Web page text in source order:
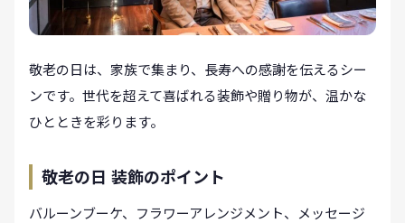
敬老の日は、家族で集まり、長寿への感謝を伝えるシー
ンです。世代を超えて喜ばれる装飾や贈り物が、温かな
ひとときを彩ります。
敬老の日 装飾のポイント
バルーンブーケ、フラワーアレンジメント、メッセージ